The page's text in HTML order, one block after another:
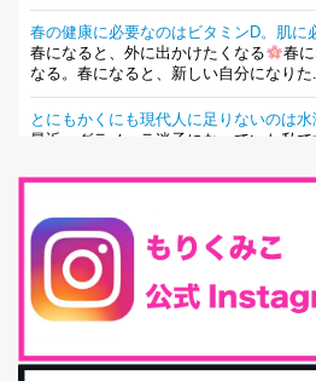
春の健康に必要なのはビタミンD。肌に
春になると、外に出かけたくなる
春
なる。春になると、新しい自分になりた
とにもかくにも現代人に足りないのは水
最近、グラノーラ迷子になっていた私
腸内環境を整えることは、健康維持の中
は思っています。 ヒトの免...
iHerb特大セール終了間近！みんな何買
最近お風呂上がりの炭酸水をシリカシリ